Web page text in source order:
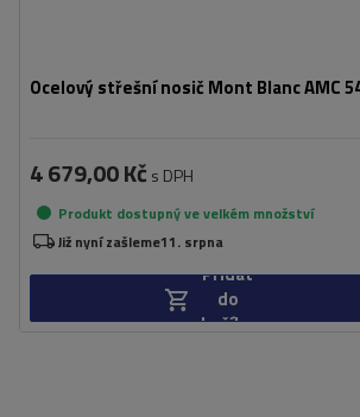
Ocelový střešní nosič Mont Blanc AMC
4 679,00 Kč s DPH
Produkt dostupný ve velkém množství
Již nyní zašleme11. srpna
Přidat
do
košíku